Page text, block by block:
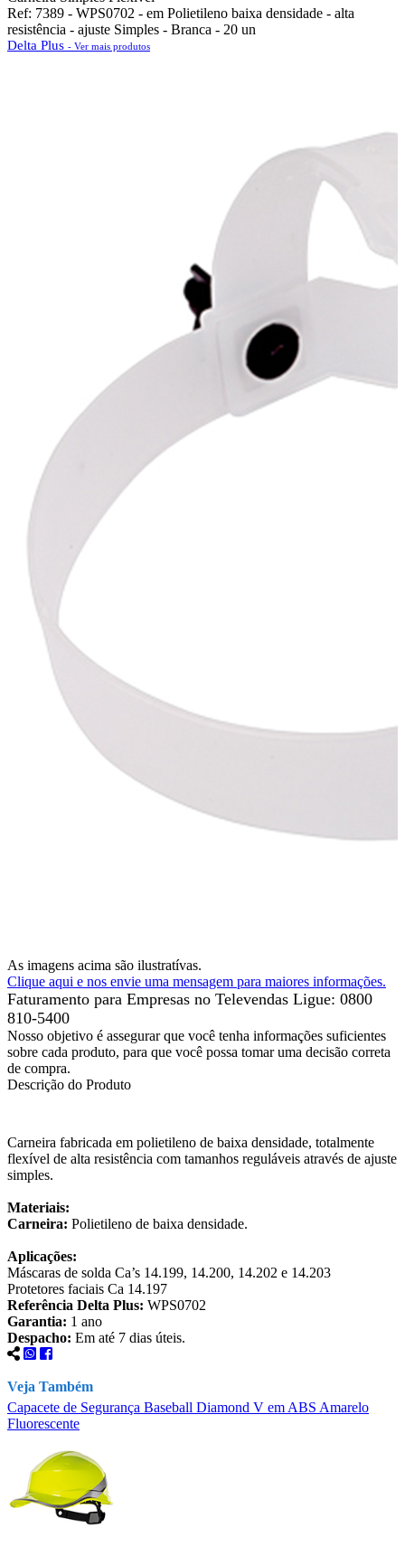
Ref: 7389 - WPS0702 - em Polietileno baixa densidade - alta
resistência - ajuste Simples - Branca - 20 un
Delta Plus - Ver mais produtos
As imagens acima são ilustratívas.
Clique aqui e nos envie uma mensagem para maiores informações.
Faturamento para Empresas no Televendas Ligue: 0800
810-5400
Nosso objetivo é assegurar que você tenha informações suficientes
sobre cada produto, para que você possa tomar uma decisão correta
de compra.
Descrição do Produto
Carneira fabricada em polietileno de baixa densidade, totalmente
flexível de alta resistência com tamanhos reguláveis através de ajuste
simples.
Materiais:
Carneira: Polietileno de baixa densidade.
Aplicações:
Máscaras de solda Ca’s 14.199, 14.200, 14.202 e 14.203
Protetores faciais Ca 14.197
Referência Delta Plus: WPS0702
Garantia: 1 ano
Despacho: Em até 7 dias úteis.
Veja Também
Capacete de Segurança Baseball Diamond V em ABS Amarelo
Fluorescente